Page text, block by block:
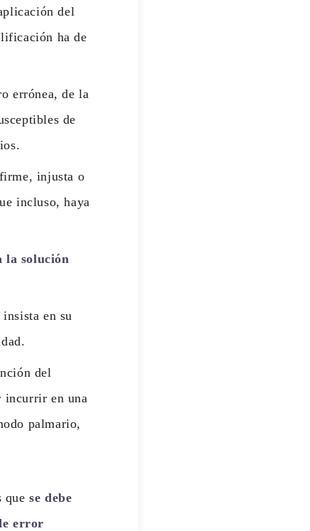
del
ha de
errónea, de la
de
injusta o
incluso, haya
la solución
en su
del
incurrir en una
palmario,
quese debe
error